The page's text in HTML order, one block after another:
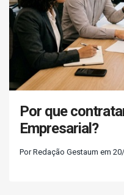
Por que
Empresarial?
Por Redação Gestaum em